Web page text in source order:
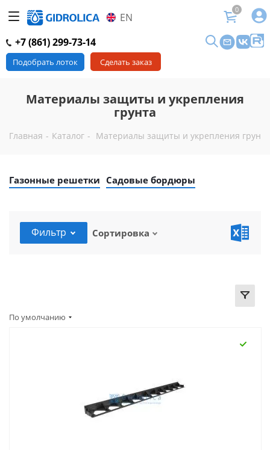
EN
0
+7 (861) 299-73-14
Подобрать лоток Сделать заказ
Материалы защиты и укрепления
грунта
Главная - Каталог - Материалы защиты и укрепления
Газонные решетки Садовые бордюры
Фильтр Сортировка
По умолчанию